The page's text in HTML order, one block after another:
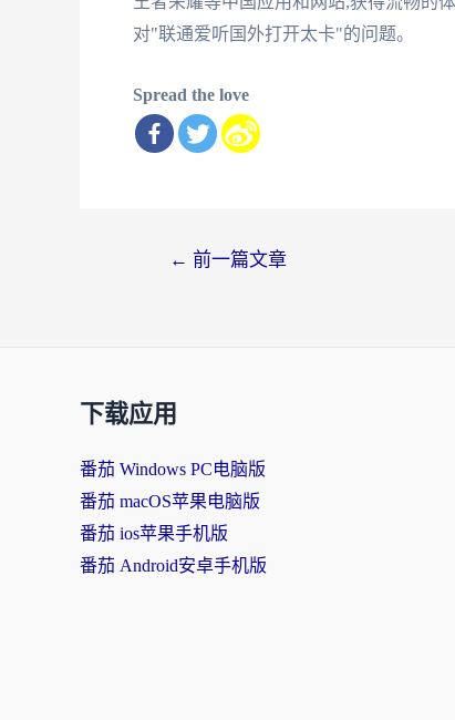
对"联通爱听国外打开太卡"的问题。
Spread the love
← 前一篇文章
下载应用
番茄 Windows PC电脑版
番茄 macOS苹果电脑版
番茄 ios苹果手机版
番茄 Android安卓手机版